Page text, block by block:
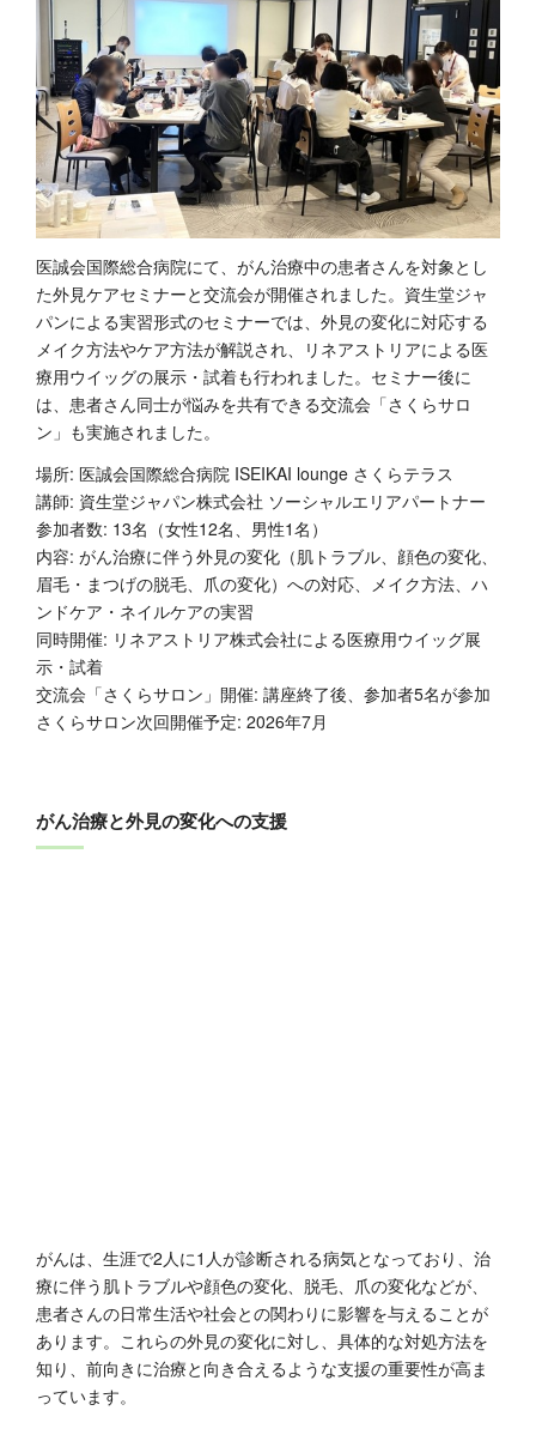
医誠会国際総合病院にて、がん治療中の患者さんを対象とし
た外見ケアセミナーと交流会が開催されました。資生堂ジャ
パンによる実習形式のセミナーでは、外見の変化に対応する
メイク方法やケア方法が解説され、リネアストリアによる医
療用ウイッグの展示・試着も行われました。セミナー後に
は、患者さん同士が悩みを共有できる交流会「さくらサロ
ン」も実施されました。
場所: 医誠会国際総合病院 ISEIKAI lounge さくらテラス
講師: 資生堂ジャパン株式会社 ソーシャルエリアパートナー
参加者数: 13名（女性12名、男性1名）
内容: がん治療に伴う外見の変化（肌トラブル、顔色の変化、
眉毛・まつげの脱毛、爪の変化）への対応、メイク方法、ハ
ンドケア・ネイルケアの実習
同時開催: リネアストリア株式会社による医療用ウイッグ展
示・試着
交流会「さくらサロン」開催: 講座終了後、参加者5名が参加
さくらサロン次回開催予定: 2026年7月
がん治療と外見の変化への支援
がんは、生涯で2人に1人が診断される病気となっており、治
療に伴う肌トラブルや顔色の変化、脱毛、爪の変化などが、
患者さんの日常生活や社会との関わりに影響を与えることが
あります。これらの外見の変化に対し、具体的な対処方法を
知り、前向きに治療と向き合えるような支援の重要性が高ま
っています。